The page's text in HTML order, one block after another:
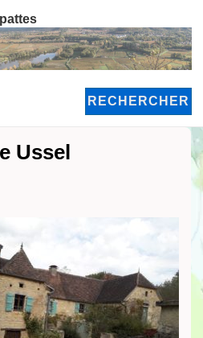
RECHERCHER
Ussel